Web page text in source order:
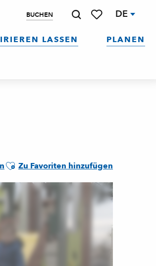
BUCHEN DE
LASSEN PLANEN
Ajouter aux favoris
Zu Favoriten hinzufügen